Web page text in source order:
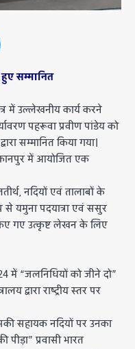
सम्मानित
में उल्लेखनीय कार्य करने
पहरूवा प्रवीण पांडेय को
सम्मानित किया गया।
कानपुर में आयोजित एक
नदियों एवं तालाबों के
से यमुना पदयात्रा एवं ससुर
गए उत्कृष्ट लेखन के लिए
में “जलनिधियों को जीने दो”
द्वारा राष्ट्रीय स्तर पर
सहायक नदियों पर उनका
प्रवासी भारत